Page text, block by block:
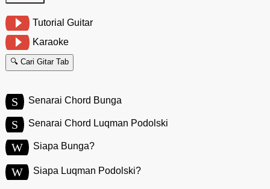
Tutorial Guitar
Karaoke
🔍 Cari Gitar Tab
S Senarai Chord Bunga
S Senarai Chord Luqman Podolski
W Siapa Bunga?
W Siapa Luqman Podolski?